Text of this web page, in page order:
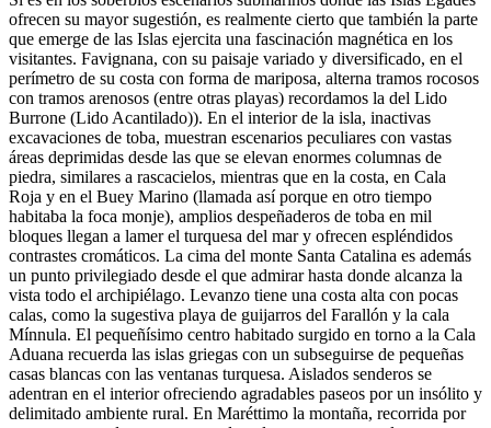
ofrecen su mayor sugestión, es realmente cierto que también la parte
que emerge de las Islas ejercita una fascinación magnética en los
visitantes. Favignana, con su paisaje variado y diversificado, en el
perímetro de su costa con forma de mariposa, alterna tramos rocosos
con tramos arenosos (entre otras playas) recordamos la del Lido
Burrone (Lido Acantilado)). En el interior de la isla, inactivas
excavaciones de toba, muestran escenarios peculiares con vastas
áreas deprimidas desde las que se elevan enormes columnas de
piedra, similares a rascacielos, mientras que en la costa, en Cala
Roja y en el Buey Marino (llamada así porque en otro tiempo
habitaba la foca monje), amplios despeñaderos de toba en mil
bloques llegan a lamer el turquesa del mar y ofrecen espléndidos
contrastes cromáticos. La cima del monte Santa Catalina es además
un punto privilegiado desde el que admirar hasta donde alcanza la
vista todo el archipiélago. Levanzo tiene una costa alta con pocas
calas, como la sugestiva playa de guijarros del Farallón y la cala
Mínnula. El pequeñísimo centro habitado surgido en torno a la Cala
Aduana recuerda las islas griegas con un subseguirse de pequeñas
casas blancas con las ventanas turquesa. Aislados senderos se
adentran en el interior ofreciendo agradables paseos por un insólito y
delimitado ambiente rural. En Maréttimo la montaña, recorrida por